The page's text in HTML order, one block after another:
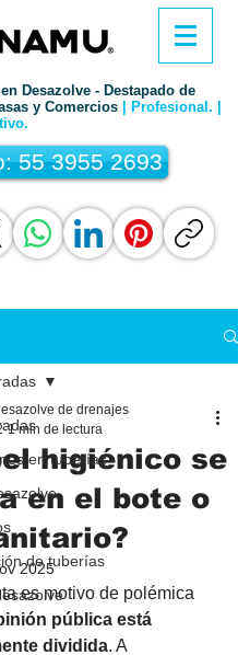
Desazolve - Destapado de
y Comercios
| Profesional. |
55 3955 2693
en tuberías
de tuberías
higiénico se
en el bote o
de drenajes
1 min de lectura
2025
es motivo de polémica
pública está
dividida. A